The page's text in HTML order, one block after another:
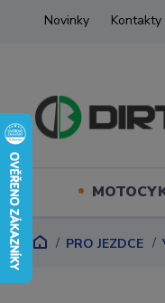
Novinky Kontakty
PRO JEZDCE